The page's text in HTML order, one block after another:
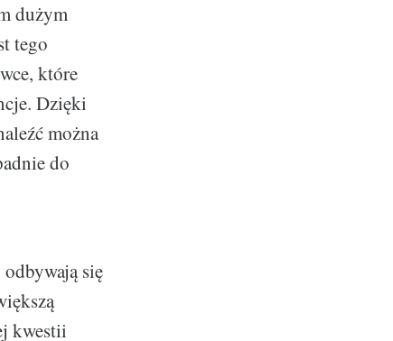
dużym
tego
które
Dzięki
można
do
się
kwestii